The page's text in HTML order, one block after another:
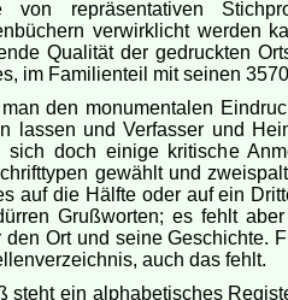
von repräsentativen
verwirklicht werden
Qualität der gedruckten
im Familienteil mit seinen
den monumentalen
lassen und Verfasser und
sich doch einige kritische
gewählt und
auf die Hälfte oder auf ein
Grußworten; es fehlt
den Ort und seine Geschichte.
auch das fehlt.
steht ein alphabetisches